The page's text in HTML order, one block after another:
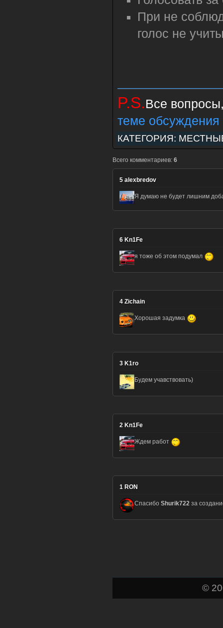
При не
голос не
P.S.Все
теме обсуждения
КАТЕГОРИЯ:
Всего комментариев: 6
5 alexbredov
Я думаю не будет лишним
6 Kn1Fe
я тоже об этом подумал
4 Zichain
Хорошая задумка
3 K1ro
Будем учавствовать)
2 Kn1Fe
Ждем работ
1 RON
Спасибо Shurik722 за
©